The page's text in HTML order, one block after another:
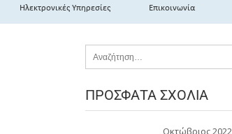
Ηλεκτρονικές Υπηρεσίες Επικοινωνία
ΠΡΌΣΦΑΤΑ ΣΧΌΛΙΑ
Οκτώβριος 2022